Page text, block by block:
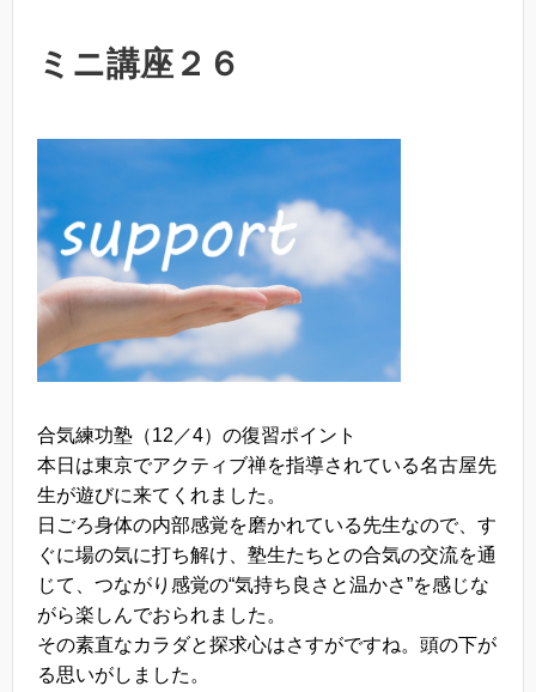
ミニ講座２６
合気練功塾（12／4）の復習ポイント
本日は東京でアクティブ禅を指導されている名古屋先
生が遊びに来てくれました。
日ごろ身体の内部感覚を磨かれている先生なので、す
ぐに場の気に打ち解け、塾生たちとの合気の交流を通
じて、つながり感覚の“気持ち良さと温かさ”を感じな
がら楽しんでおられました。
その素直なカラダと探求心はさすがですね。頭の下が
る思いがしました。